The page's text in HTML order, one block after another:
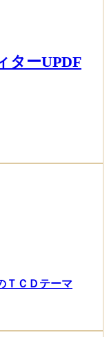
ターUPDF
ＴＣＤテーマ